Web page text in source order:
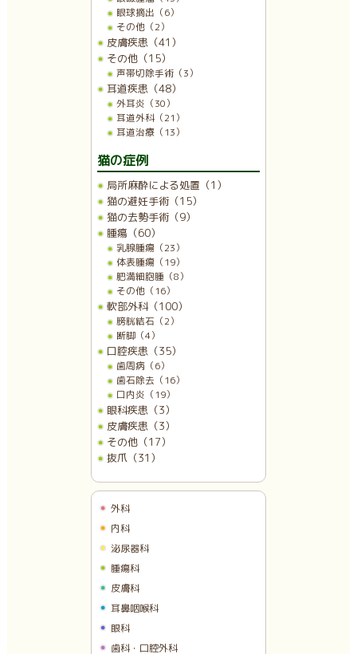
眼球摘出（6）
その他（2）
皮膚疾患（41）
その他（15）
声帯切除手術（3）
耳道疾患（48）
外耳炎（30）
耳道外科（21）
耳道治療（13）
猫の症例
局所麻酔による処置（1）
猫の避妊手術（15）
猫の去勢手術（9）
腫瘍（60）
乳腺腫瘍（23）
体表腫瘍（19）
肥満細胞腫（8）
その他（16）
軟部外科（100）
膀胱結石（2）
断脚（4）
口腔疾患（35）
歯周病（6）
歯石除去（16）
口内炎（19）
眼科疾患（3）
皮膚疾患（3）
その他（17）
抜爪（31）
外科
内科
泌尿器科
腫瘍科
皮膚科
耳鼻咽喉科
眼科
歯科・口腔外科